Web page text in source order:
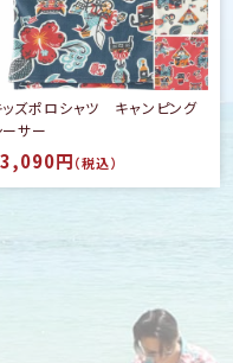
ッズポロシャツ キャンピング
ーサー
円（税込）